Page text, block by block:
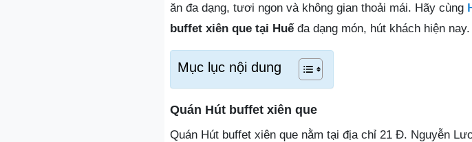
ăn đa dạng, tươi ngon và không gian thoải mái. Hãy cùng
buffet xiên que tại Huếđa dạng món, hút khách hiện nay.
Mục lục nội dung
Quán Hút buffet xiên que
Quán Hút buffet xiên que nằm tại địa chỉ 21 Đ. Nguyễn